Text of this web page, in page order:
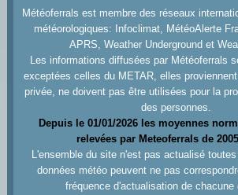
Météoferrals est membre des réseaux
météorologiques: Infoclimat, MétéoAlerte
APRS, Weather Underground et
Les informations diffusées par Météoferrals
exceptées celles du METAR, elles
privée, ne doivent pas être utilisées pour la
des personnes.
Depuis le 01/01/2026 les moyennes
relevées par Meteoferrals de
L'ensemble du site n'est pas actualisé
données météo peuvent ne pas
fréquence d'actualisation de chacune